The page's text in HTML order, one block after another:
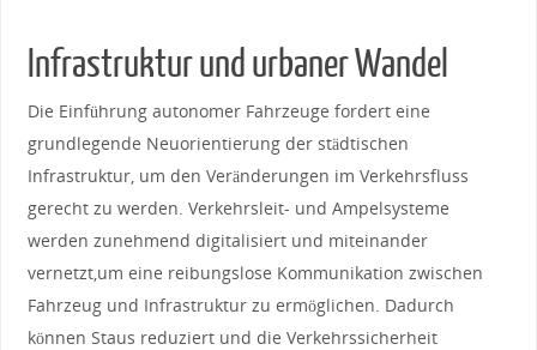
Infrastruktur und‌ urbaner Wandel
Die Einführung autonomer Fahrzeuge fordert eine
grundlegende Neuorientierung der städtischen
Infrastruktur, um den Veränderungen im Verkehrsfluss
gerecht zu werden. Verkehrsleit- und Ampelsysteme
werden ⁤zunehmend digitalisiert und miteinander
vernetzt,um eine reibungslose Kommunikation zwischen
Fahrzeug und ⁣Infrastruktur‌ zu ermöglichen. Dadurch
können Staus reduziert und die Verkehrssicherheit